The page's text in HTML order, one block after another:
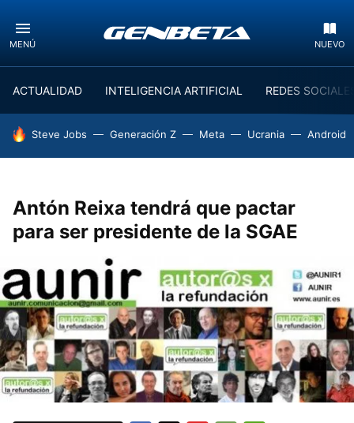
MENÚ NUEVO
ACTUALIDAD INTELIGENCIA ARTIFICIAL REDES
HOY SE HABLA DE
Steve Jobs Generación Z Meta Ucrania Android
Antón Reixa tendrá que pactar
para ser presidente de la SGAE